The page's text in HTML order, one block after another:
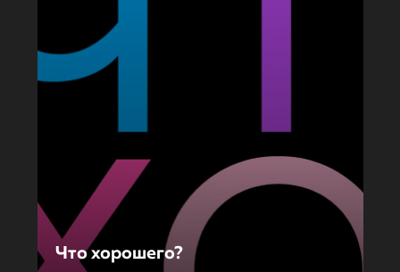
Что хорошего?